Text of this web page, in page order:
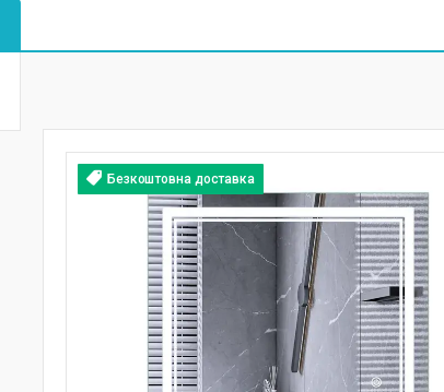
Безкоштовна доставка